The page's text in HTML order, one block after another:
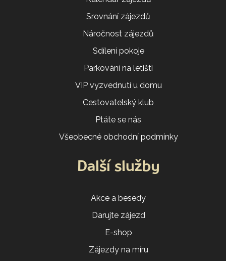
Srovnání zájezdů
Náročnost zájezdů
Sdílení pokoje
Parkování na letišti
VIP vyzvednutí u domu
Cestovatelský klub
Ptáte se nás
Všeobecné obchodní podmínky
Další služby
Akce a besedy
Darujte zájezd
E-shop
Zájezdy na míru